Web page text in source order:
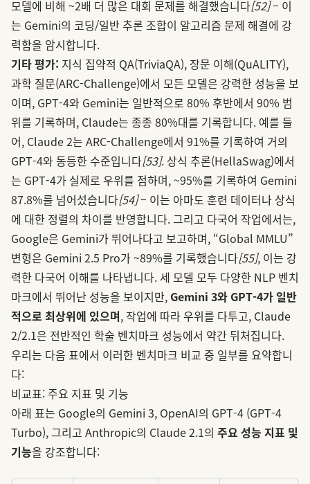
모델에 비해 ~2배 더 많은 대회 문제를 해결했습니다[52]– 이
는 Gemini의 코딩/일반 추론 조합이 알고리즘 문제 해결에 강
력함을 암시합니다.
기타 평가: 지식 집약적 QA(TriviaQA), 장문 이해(QuALITY),
과학 질문(ARC-Challenge)에서 모든 모델은 강력한 성능을 보
이며, GPT‑4와 Gemini는 일반적으로 80% 후반에서 90% 범
위를 기록하며, Claude는 종종 80%대를 기록합니다. 예를 들
어, Claude 2는 ARC-Challenge에서 91%를 기록하여 거의
GPT‑4와 동등한 수준입니다[53]. 상식 추론(HellaSwag)에서
는 GPT‑4가 실제로 우위를 점하며, ~95%를 기록하여 Gemini
87.8%를 넘어섰습니다[54]– 이는 아마도 훈련 데이터나 상식
에 대한 정렬의 차이를 반영합니다. 그리고 다국어 작업에서는,
Google은 Gemini가 뛰어나다고 보고하며, “Global MMLU”
변형은 Gemini 2.5 Pro가 ~89%를 기록했습니다[55], 이는 강
력한 다국어 이해를 나타냅니다. 세 모델 모두 다양한 NLP 벤치
마크에서 뛰어난 성능을 보이지만, Gemini 3와 GPT‑4가 일반
적으로 최상위에 있으며, 작업에 따라 우위를 다투고, Claude
2/2.1은 전반적인 학술 벤치마크 성능에서 약간 뒤처집니다.
우리는 다음 표에서 이러한 벤치마크 비교 중 일부를 요약합니
다:
비교표: 주요 지표 및 기능
아래 표는 Google의 Gemini 3, OpenAI의 GPT‑4 (GPT‑4
Turbo), 그리고 Anthropic의 Claude 2.1의 주요 성능 지표 및
기능을 강조합니다: